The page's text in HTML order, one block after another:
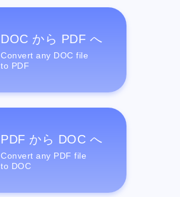
DOC から PDF へ
Convert any DOC file
to PDF
PDF から DOC へ
Convert any PDF file
to DOC